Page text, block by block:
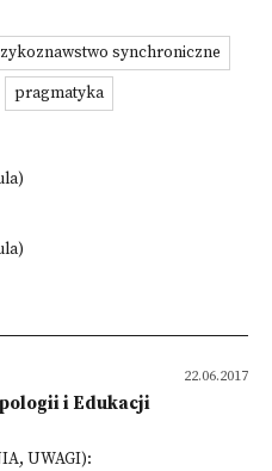
synchroniczne
pragmatyka
22.06.2017
i Edukacji
UWAGI):